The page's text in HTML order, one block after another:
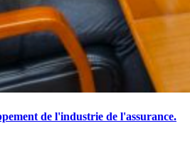
de l'industrie de l'assurance.